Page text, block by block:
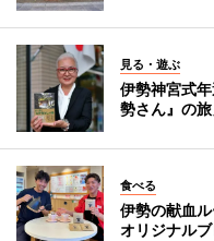
見る・遊ぶ
伊勢神宮式
勢さん』の
食べる
伊勢の献血
オリジナル